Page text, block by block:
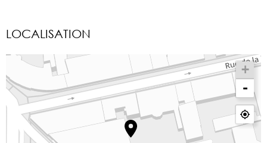
LOCALISATION
+
-